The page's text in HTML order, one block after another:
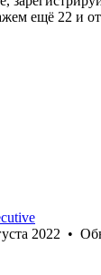
ещё 22 и
2022 •